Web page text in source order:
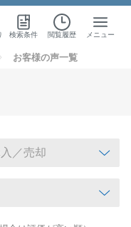
検索条件 閲覧履歴 メニュー
お客様の声一覧